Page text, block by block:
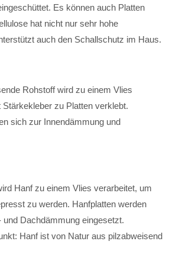
Es können auch Platten
hat nicht nur sehr hohe
auch den Schallschutz im Haus.
Rohstoff wird zu einem Vlies
zu Platten verklebt.
sich zur Innendämmung und
Hanf zu einem Vlies verarbeitet, um
zu werden. Hanfplatten werden
und Dachdämmung eingesetzt.
Hanf ist von Natur aus pilzabweisend